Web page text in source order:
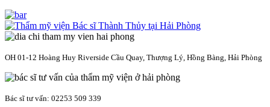
OH 01-12 Hoàng Huy Riverside Cầu Quay, Thượng Lý, Hồng Bàng, Hải Phòng
Bác sĩ tư vấn: 02253 509 339